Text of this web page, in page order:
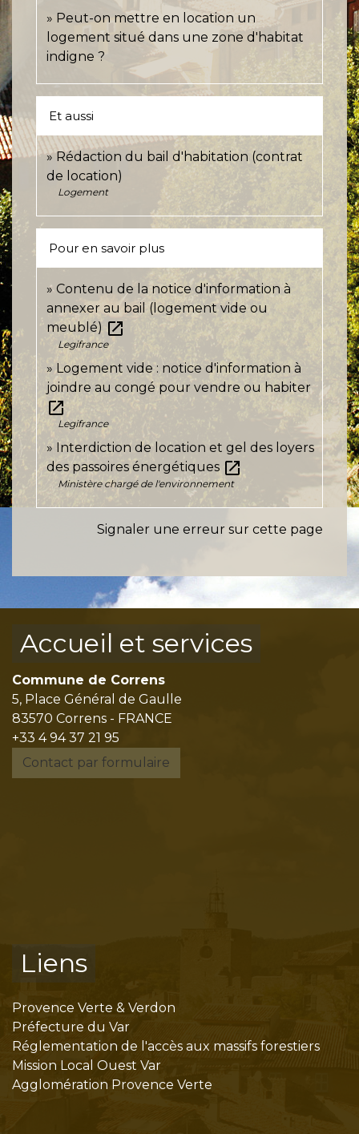
Peut-on mettre en location un
logement situé dans une zone d'habitat
indigne ?
Et aussi
Rédaction du bail d'habitation (contrat
de location)
Logement
Pour en savoir plus
Contenu de la notice d'information à
annexer au bail (logement vide ou
meublé) open_in_new
Legifrance
Logement vide : notice d'information à
joindre au congé pour vendre ou habiter
open_in_new
Legifrance
Interdiction de location et gel des loyers
des passoires énergétiques open_in_new
Ministère chargé de l'environnement
Signaler une erreur sur cette page
Accueil et services
Commune de Correns
5, Place Général de Gaulle
83570 Correns - FRANCE
+33 4 94 37 21 95
Contact par formulaire
Liens
Provence Verte & Verdon
Préfecture du Var
Réglementation de l'accès aux massifs forestiers
Mission Local Ouest Var
Agglomération Provence Verte